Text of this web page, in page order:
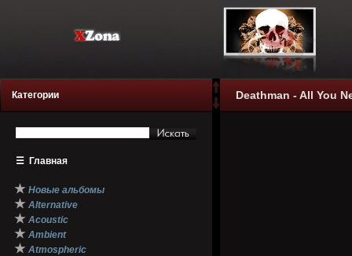
Категории
☰ Главная
★ Новые альбомы
★ Alternative
★ Acoustic
★ Ambient
★ Atmospheric
Deathman - All You